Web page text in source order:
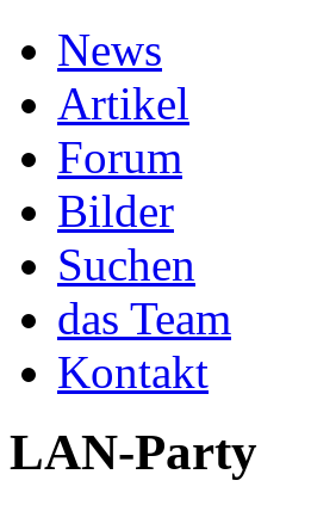
News
Artikel
Forum
Bilder
Suchen
das Team
Kontakt
LAN-Party